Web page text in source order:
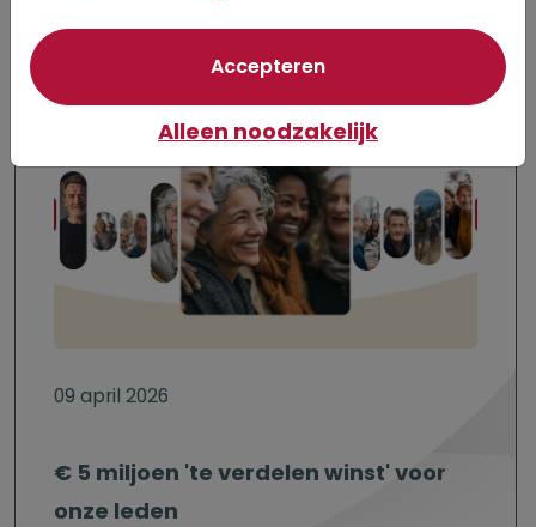
09 april 2026
€ 5 miljoen 'te verdelen winst' voor
onze leden
Accepterenvan optionele
Alleen noodzakelijk